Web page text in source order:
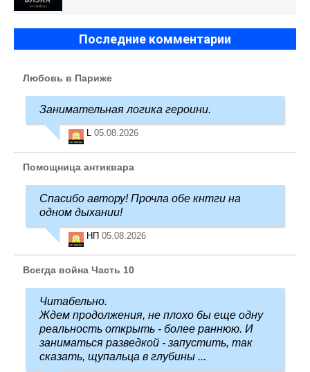
Последние комментарии
Любовь в Париже
Занимательная логика героини.
05.08.2026
Помощница антиквара
Спасибо автору! Прочла обе кнтги на
одном дыхании!
НП 05.08.2026
Всегда война Часть 10
Читабельно.
Ждем продолжения, не плохо бы еще одну
реальность открыть - более раннюю. И
заниматься разведкой - запустить, так
сказать, щупальца в глубины ...